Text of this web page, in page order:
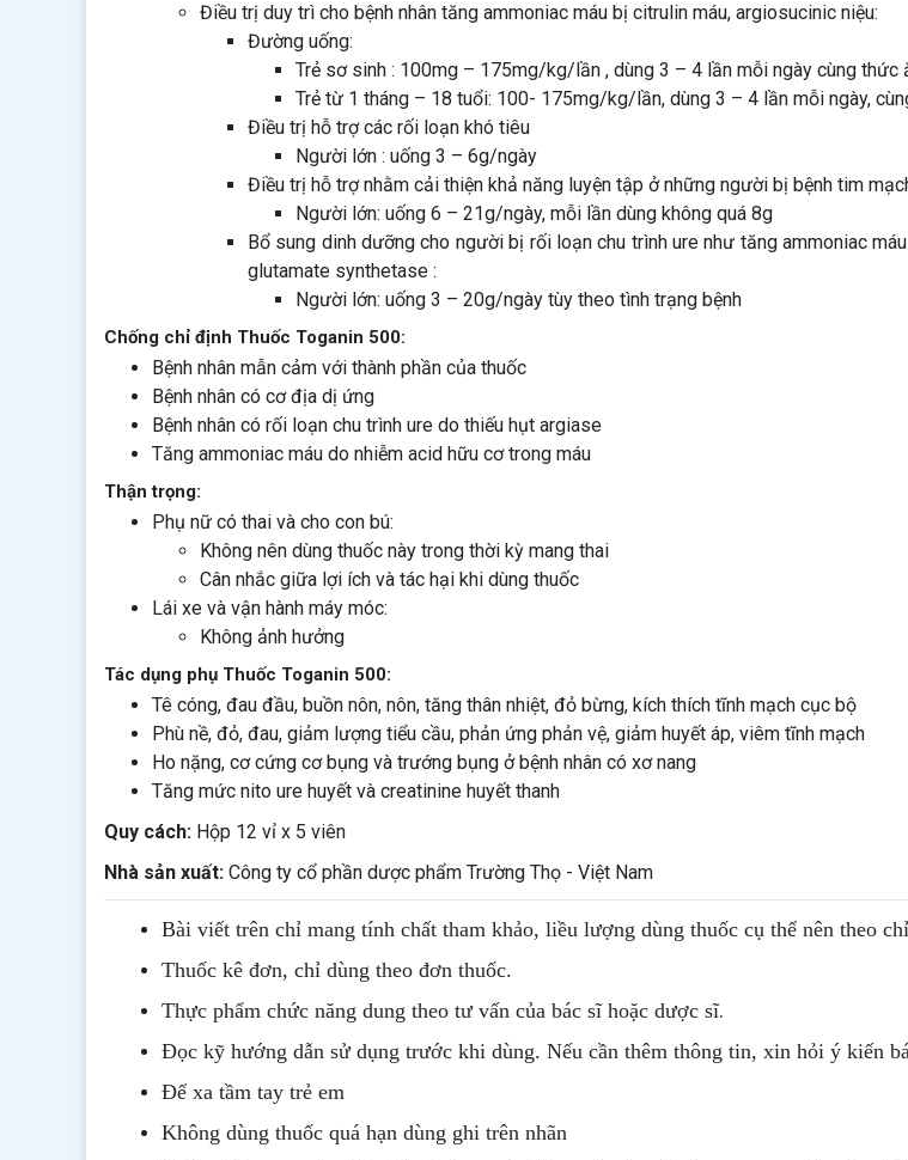
Điều trị duy trì cho bệnh nhân tăng ammoniac máu bị citrulin máu, argiosucinic niệu:
Đường uống:
Trẻ sơ sinh : 100mg – 175mg/kg/lần , dùng 3 – 4 lần mỗi ngày cùng thức
Trẻ từ 1 tháng – 18 tuổi: 100- 175mg/kg/lần, dùng 3 – 4 lần mỗi ngày,
Điều trị hỗ trợ các rối loạn khó tiêu
Người lớn : uống 3 – 6g/ngày
Điều trị hỗ trợ nhằm cải thiện khả năng luyện tập ở những người bị bệnh tim
Người lớn: uống 6 – 21g/ngày, mỗi lần dùng không quá 8g
Bổ sung dinh dưỡng cho người bị rối loạn chu trình ure như tăng ammoniac
glutamate synthetase :
Người lớn: uống 3 – 20g/ngày tùy theo tình trạng bệnh
Chống chỉ định Thuốc Toganin 500:
Bệnh nhân mẫn cảm với thành phần của thuốc
Bệnh nhân có cơ địa dị ứng
Bệnh nhân có rối loạn chu trình ure do thiếu hụt argiase
Tăng ammoniac máu do nhiễm acid hữu cơ trong máu
Thận trọng:
Phụ nữ có thai và cho con bú:
Không nên dùng thuốc này trong thời kỳ mang thai
Cân nhắc giữa lợi ích và tác hại khi dùng thuốc
Lái xe và vận hành máy móc:
Không ảnh hưởng
Tác dụng phụ Thuốc Toganin 500:
Tê cóng, đau đầu, buồn nôn, nôn, tăng thân nhiệt, đỏ bừng, kích thích tĩnh mạch cục bộ
Phù nề, đỏ, đau, giảm lượng tiểu cầu, phản ứng phản vệ, giảm huyết áp, viêm tĩnh mạch
Ho nặng, cơ cứng cơ bụng và trướng bụng ở bệnh nhân có xơ nang
Tăng mức nito ure huyết và creatinine huyết thanh
Quy cách: Hộp 12 vỉ x 5 viên
Nhà sản xuất: Công ty cổ phần dược phẩm Trường Thọ - Việt Nam
Bài viết trên chỉ mang tính chất tham khảo, liều lượng dùng thuốc cụ thể nên theo
Thuốc kê đơn, chỉ dùng theo đơn thuốc.
Thực phẩm chức năng dung theo tư vấn của bác sĩ hoặc dược sĩ.
Đọc kỹ hướng dẫn sử dụng trước khi dùng. Nếu cần thêm thông tin, xin hỏi ý kiến
Để xa tầm tay trẻ em
Không dùng thuốc quá hạn dùng ghi trên nhãn